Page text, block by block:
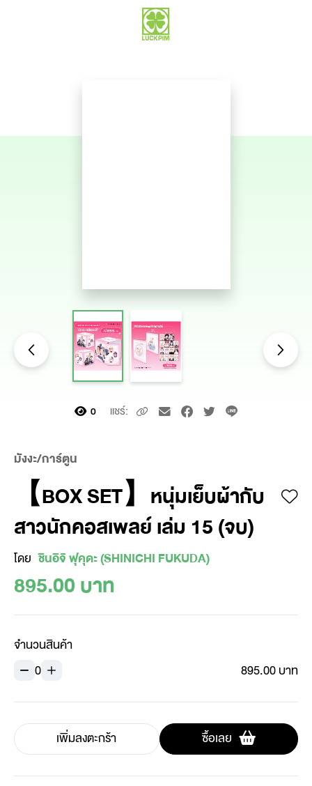
0 แชร์:
มังงะ/การ์ตูน
【BOX SET】หนุ่มเย็บผ้ากับ
สาวนักคอสเพลย์ เล่ม 15 (จบ)
โดย ชินอิจิ ฟุคุดะ (SHINICHI FUKUDA)
895.00 บาท
จำนวนสินค้า
0
895.00 บาท
เพิ่มลงตะกร้า ซื้อเลย